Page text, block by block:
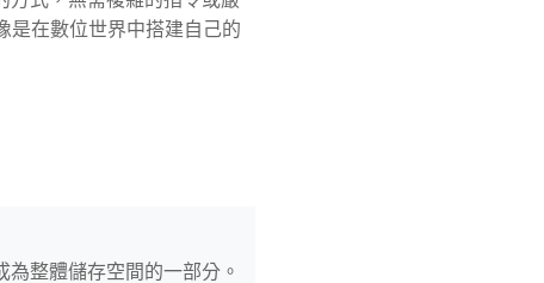
是在數位世界中搭建自己的
整體儲存空間的一部分。